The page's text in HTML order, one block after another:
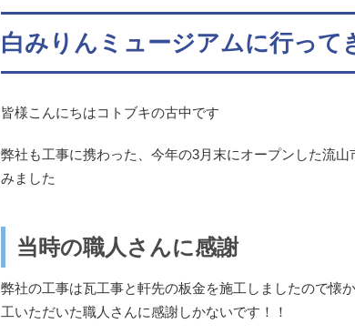
白みりんミュージアムに行って
皆様こんにちはコトブキの古中です
弊社も工事に携わった、今年の3月末にオープンした流
みました
当時の職人さんに感謝
弊社の工事は瓦工事と軒先の板金を施工しましたので懐
工いただいた職人さんに感謝しかないです！！